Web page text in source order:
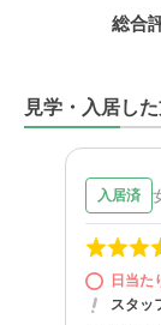
総合
見学・入居し
入居済
日当た
スタッ